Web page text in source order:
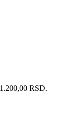
RSD.